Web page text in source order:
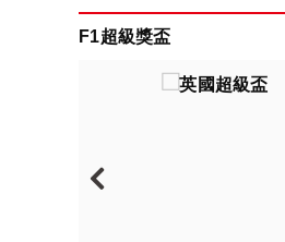
F1超級獎盃